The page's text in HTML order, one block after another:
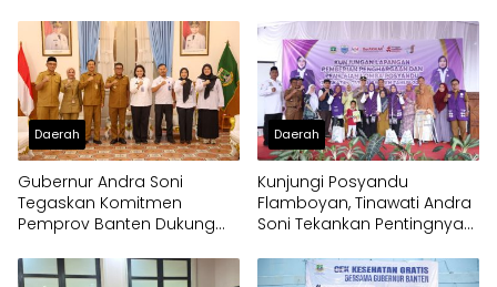
Pelayanan Publik
Daerah
Gubernur Andra Soni
Tegaskan Komitmen
Pemprov Banten Dukung
Gratis
Daerah
Kunjungi Posyandu
Flamboyan, Tinawati Andra
Soni Tekankan Pentingnya